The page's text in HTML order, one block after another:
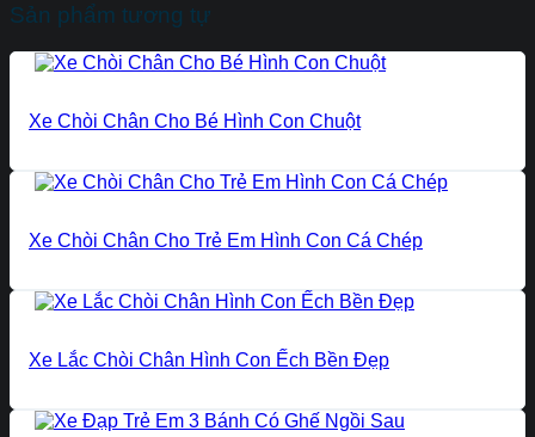
Sản phẩm tương tự
Xe Chòi Chân Cho Bé Hình Con Chuột
Xe Chòi Chân Cho Trẻ Em Hình Con Cá Chép
Xe Lắc Chòi Chân Hình Con Ếch Bền Đẹp